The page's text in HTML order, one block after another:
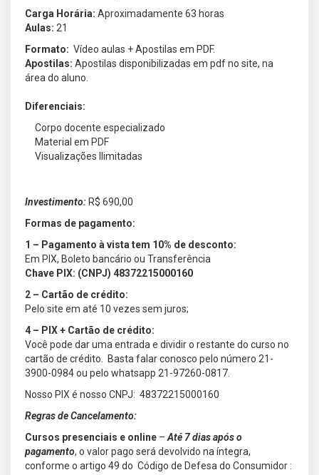
Carga Horária: Aproximadamente 63 horas
Aulas: 21
Formato: Vídeo aulas + Apostilas em PDF.
Apostilas: Apostilas disponibilizadas em pdf no site, na
área do aluno.
Diferenciais:
Corpo docente especializado
Material em PDF
Visualizações Ilimitadas
Investimento: R$ 690,00
Formas de pagamento:
1 – Pagamento à vista tem 10% de desconto:
Em PIX, Boleto bancário ou Transferência
Chave PIX: (CNPJ) 48372215000160
2 – Cartão de crédito:
Pelo site em até 10 vezes sem juros;
4 – PIX + Cartão de crédito:
Você pode dar uma entrada e dividir o restante do curso no
cartão de crédito. Basta falar conosco pelo número 21-
3900-0984 ou pelo whatsapp 21-97260-0817.
Nosso PIX é nosso CNPJ: 48372215000160
Regras de Cancelamento:
Cursos presenciais e online – Até 7 dias após o
pagamento, o valor pago será devolvido na íntegra,
conforme o artigo 49 do Código de Defesa do Consumidor :